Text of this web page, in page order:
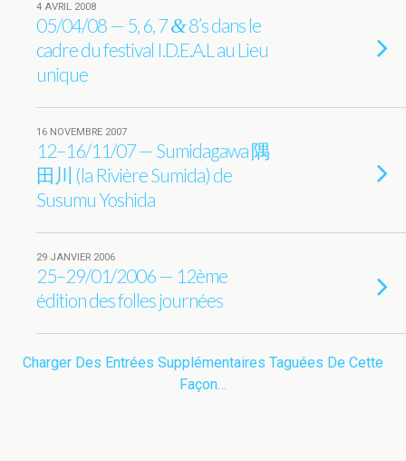
4 AVRIL 2008
05/​04/​08 — 5, 6, 7&8’s dans le
cadre du festival I.D.E.A.L au Lieu
unique
16 NOVEMBRE 2007
12–16/11/07 — Sumidagawa 隅
田川 (la Rivière Sumida) de
Susumu Yoshida
29 JANVIER 2006
25–29/01/2006 — 12ème
édition des folles journées
Charger Des Entrées Supplémentaires Taguées De Cette
Façon…